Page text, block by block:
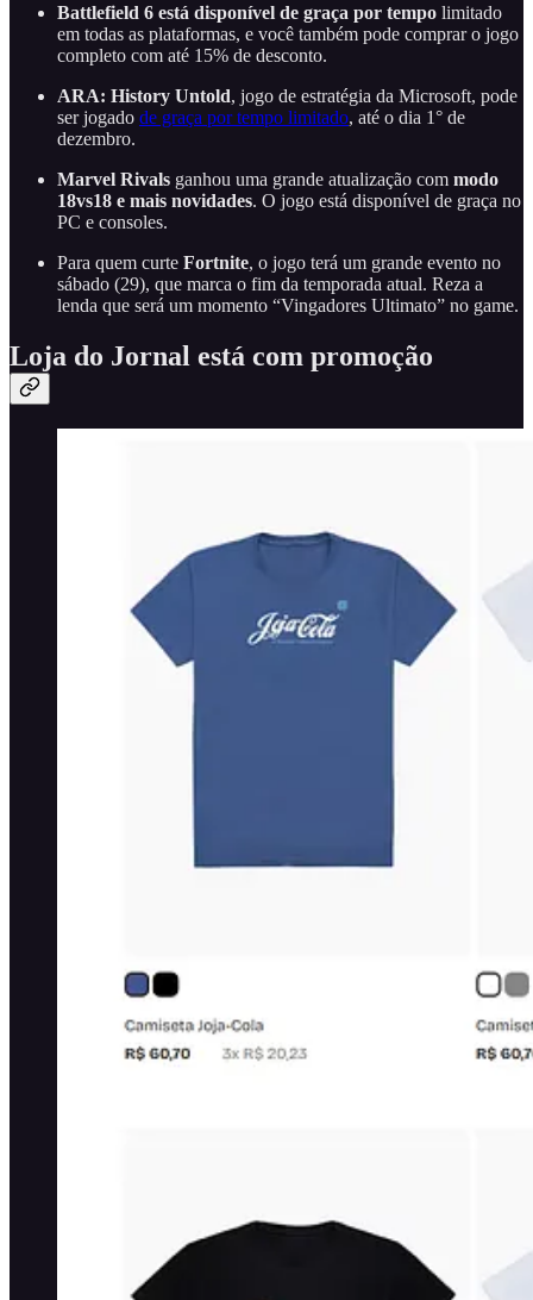
Battlefield 6 está disponível de graça por tempo limitado
em todas as plataformas, e você também pode comprar o jogo
completo com até 15% de desconto.
ARA: History Untold, jogo de estratégia da Microsoft, pode
ser jogado de graça por tempo limitado, até o dia 1° de
dezembro.
Marvel Rivals ganhou uma grande atualização com modo
18vs18 e mais novidades. O jogo está disponível de graça no
PC e consoles.
Para quem curte Fortnite, o jogo terá um grande evento no
sábado (29), que marca o fim da temporada atual. Reza a
lenda que será um momento “Vingadores Ultimato” no game.
Loja do Jornal está com promoção